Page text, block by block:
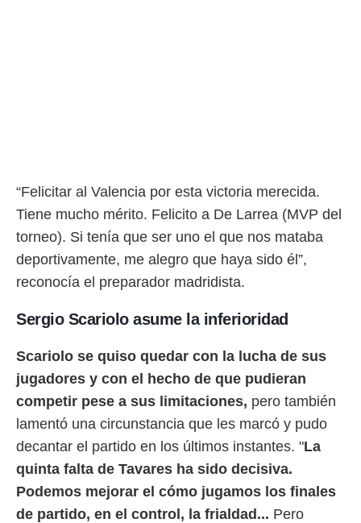
el
de
de
de
de
uso de
mediante
“Felicitar al Valencia por esta victoria merecida.
Tiene mucho mérito. Felicito a De Larrea (MVP del
torneo). Si tenía que ser uno el que nos mataba
deportivamente, me alegro que haya sido él”,
reconocía el preparador madridista.
Sergio Scariolo asume la inferioridad
Scariolo se quiso quedar con la lucha de sus
jugadores y con el hecho de que pudieran
competir pese a sus limitaciones, pero también
lamentó una circunstancia que les marcó y pudo
decantar el partido en los últimos instantes. "La
quinta falta de Tavares ha sido decisiva.
Podemos mejorar el cómo jugamos los finales
de partido, en el control, la frialdad... Pero